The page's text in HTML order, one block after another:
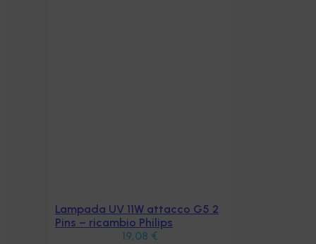
Aggiungi al carrello
Lampada UV 11W attacco G5 2
Pins – ricambio Philips
19,08 €